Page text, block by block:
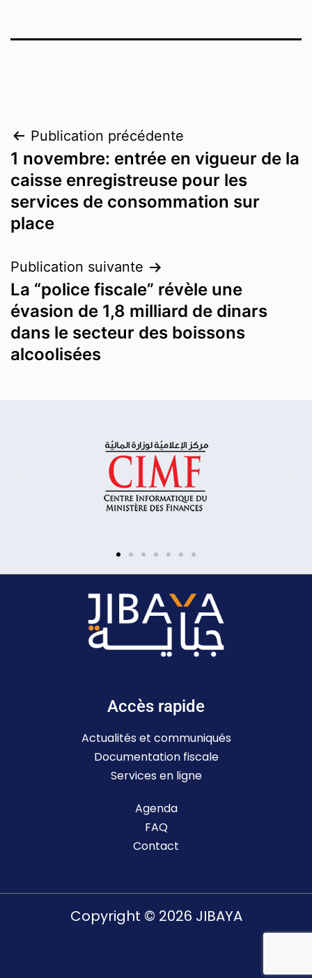
Publication précédente
1 novembre: entrée en vigueur de la
caisse enregistreuse pour les
services de consommation sur
place
Publication suivante
La “police fiscale” révèle une
évasion de 1,8 milliard de dinars
dans le secteur des boissons
alcoolisées
Accès rapide
Actualités et communiqués
Documentation fiscale
Services en ligne
Agenda
FAQ
Contact
Copyright © 2026 JIBAYA